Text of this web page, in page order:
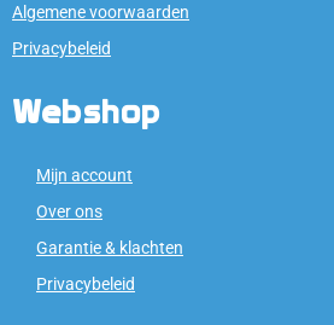
Algemene voorwaarden
Privacybeleid
Webshop
Mijn account
Over ons
Garantie & klachten
Privacybeleid